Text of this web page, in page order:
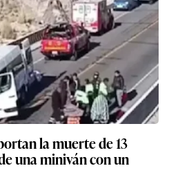
la muerte de 13
una miniván con un